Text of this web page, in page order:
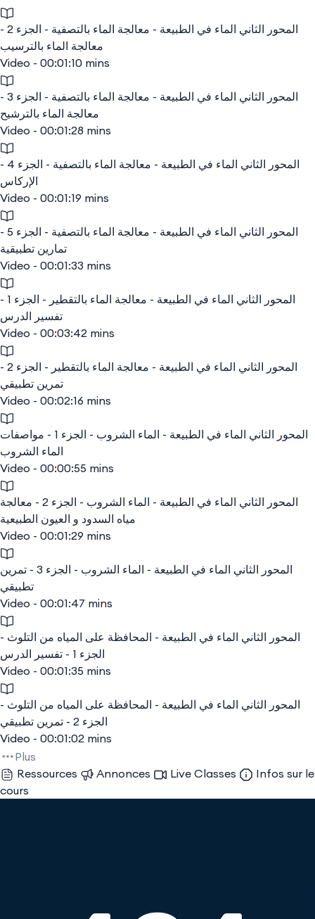
المحور الثاني الماء في الطبيعة - معالجة الماء بالتصفية - الجزء 2 -
معالجة الماء بالترسيب
Video - 00:01:10 mins
المحور الثاني الماء في الطبيعة - معالجة الماء بالتصفية - الجزء 3 -
معالجة الماء بالترشيح
Video - 00:01:28 mins
المحور الثاني الماء في الطبيعة - معالجة الماء بالتصفية - الجزء 4 -
الإركاس
Video - 00:01:19 mins
المحور الثاني الماء في الطبيعة - معالجة الماء بالتصفية - الجزء 5 -
تمارين تطبيقية
Video - 00:01:33 mins
المحور الثاني الماء في الطبيعة - معالجة الماء بالتقطير - الجزء 1 -
تفسير الدرس
Video - 00:03:42 mins
المحور الثاني الماء في الطبيعة - معالجة الماء بالتقطير - الجزء 2 -
تمرين تطبيقي
Video - 00:02:16 mins
المحور الثاني الماء في الطبيعة - الماء الشروب - الجزء 1 - مواصفات
الماء الشروب
Video - 00:00:55 mins
المحور الثاني الماء في الطبيعة - الماء الشروب - الجزء 2 - معالجة
مياه السدود و العيون الطبيعية
Video - 00:01:29 mins
المحور الثاني الماء في الطبيعة - الماء الشروب - الجزء 3 - تمرين
تطبيقي
Video - 00:01:47 mins
المحور الثاني الماء في الطبيعة - المحافظة على المياه من التلوث -
الجزء 1 - تفسير الدرس
Video - 00:01:35 mins
المحور الثاني الماء في الطبيعة - المحافظة على المياه من التلوث -
الجزء 2 - تمرين تطبيقي
Video - 00:01:02 mins
Plus
Ressources
Annonces Live Classes
Infos sur le
cours